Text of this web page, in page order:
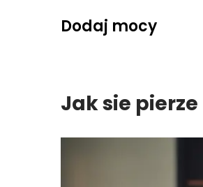
Dodaj mocy
Jak sie pierze